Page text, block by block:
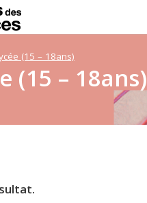
(15 – 18ans)
(15 – 18ans)